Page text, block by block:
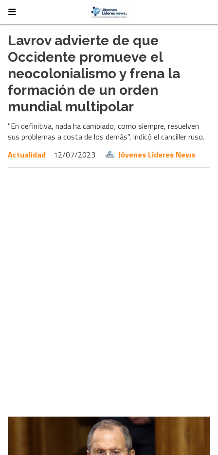
Lavrov advierte de que
Occidente promueve el
neocolonialismo y frena la
formación de un orden
mundial multipolar
"En definitiva, nada ha cambiado; como siempre, resuelven
sus problemas a costa de los demás", indicó el canciller ruso.
Actualidad
12/07/2023 Jóvenes Líderes News